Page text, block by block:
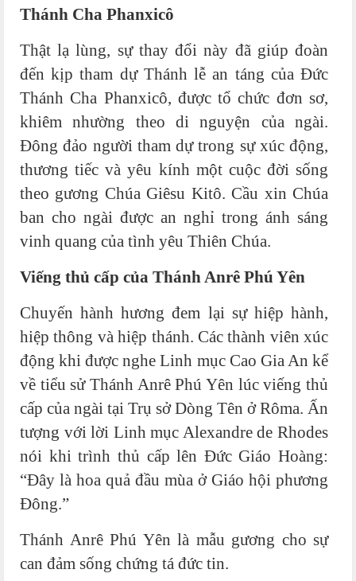
Thánh Cha Phanxicô
Thật lạ lùng, sự thay đổi này đã giúp đoàn
đến kịp tham dự Thánh lễ an táng của Đức
Thánh Cha Phanxicô, được tổ chức đơn sơ,
khiêm nhường theo di nguyện của ngài.
Đông đảo người tham dự trong sự xúc động,
thương tiếc và yêu kính một cuộc đời sống
theo gương Chúa Giêsu Kitô. Cầu xin Chúa
ban cho ngài được an nghỉ trong ánh sáng
vinh quang của tình yêu Thiên Chúa.
Viếng thủ cấp của Thánh Anrê Phú Yên
Chuyến hành hương đem lại sự hiệp hành,
hiệp thông và hiệp thánh. Các thành viên xúc
động khi được nghe Linh mục Cao Gia An kể
về tiểu sử Thánh Anrê Phú Yên lúc viếng thủ
cấp của ngài tại Trụ sở Dòng Tên ở Rôma. Ấn
tượng với lời Linh mục Alexandre de Rhodes
nói khi trình thủ cấp lên Đức Giáo Hoàng:
“Đây là hoa quả đầu mùa ở Giáo hội phương
Đông.”
Thánh Anrê Phú Yên là mẫu gương cho sự
can đảm sống chứng tá đức tin.